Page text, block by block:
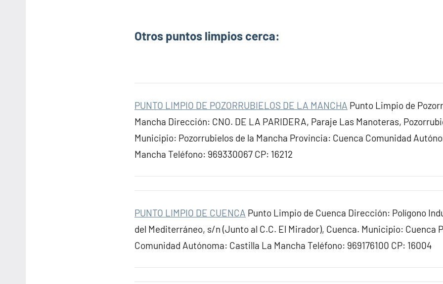
Otros puntos limpios cerca:
PUNTO LIMPIO DE POZORRUBIELOS DE LA MANCHA Punto Limpio de
Mancha Dirección: CNO. DE LA PARIDERA, Paraje Las Manoteras,
Municipio: Pozorrubielos de la Mancha Provincia: Cuenca Comunidad
Mancha Teléfono: 969330067 CP: 16212
PUNTO LIMPIO DE CUENCA Punto Limpio de Cuenca Dirección: Polígono
del Mediterráneo, s/n (Junto al C.C. El Mirador), Cuenca. Municipio: Cuenca
Comunidad Autónoma: Castilla La Mancha Teléfono: 969176100 CP: 16004